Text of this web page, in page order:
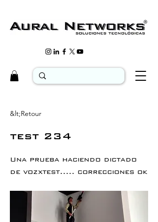
&lt;Retour
test 234
Una prueba haciendo dictado
de vozxtest..... correcciones ok